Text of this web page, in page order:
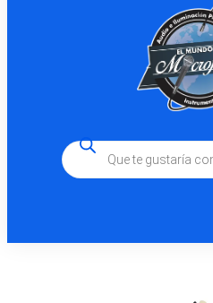
Búsqueda
de
productos